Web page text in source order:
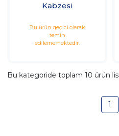
Kabzesi
Bu ürün geçici olarak
temin
edilememektedir.
Bu kategoride toplam 10 ürün
1